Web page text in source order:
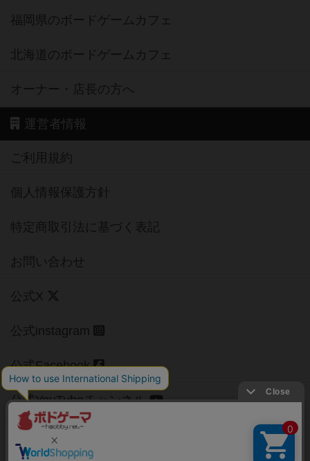
福岡県のボードゲームカフェ
北海道のボードゲームカフェ
オーナー・店長の方へ
運営者情報
ご利用規約
個人情報保護方針
特定商取引法に基づく表記
お問い合わせ
公式X
公式instagram
公式Facebook
公式YouTubeチャンネル